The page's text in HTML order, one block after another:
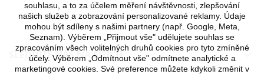
SLEDUJTE NÁS NA SÍTÍCH 
souhlasu, a to za účelem měření návštěvnosti, zlepšování
našich služeb a zobrazování personalizované reklamy. Údaje
mohou být sdíleny s našimi partnery (např. Google, Meta,
Seznam). Výběrem „Přijmout vše" udělujete souhlas se
zpracováním všech volitelných druhů cookies pro tyto zmíněné
účely. Výběrem „Odmítnout vše" odmítnete analytické a
marketingové cookies. Své preference můžete kdykoli změnit v